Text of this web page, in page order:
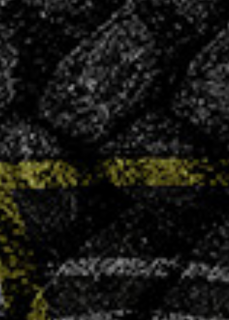
CONVOCATIONS
DU WE!
CONVOCATIONS
Vous souhaitez vous associer à un club
ambitieux et convivial ?
LA VHB FAMILY BUSINESS
NOS
ACTUALITÉS